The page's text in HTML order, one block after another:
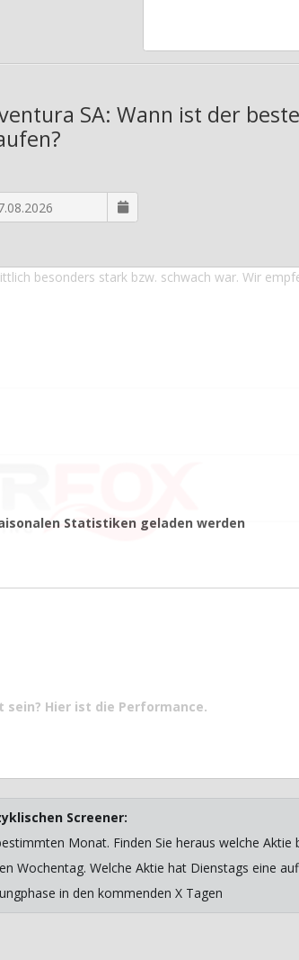
SA: Wann ist der
besonders stark bzw. schwach war. Wir
Hier ist die Performance.
Statistiken geladen werden
Screener:
Monat. Finden Sie heraus welche
Wochentag. Welche Aktie hat Dienstags eine
in den kommenden X Tagen